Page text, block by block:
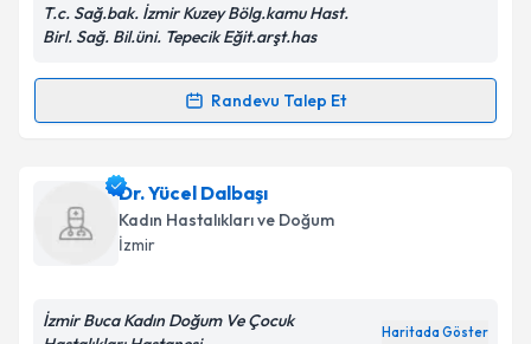
Kişisel verilerimin işlenmesine ilişkin
Metni'ni okudum ve kişisel verilerimin belirtilen
T.c. Sağ.bak. İzmir Kuzey Bölg.kamu Hast.
Birl. Sağ. Bil.üni. Tepecik Eğit.arşt.has
Randevu Talep Et
Randevu Takvimi Talebi
Dr. Şivekar Tınariçin randevu takvimi talebi
oluşturun. Size bu uzmandan randevu almanız için bir
takvim hazırlandığında e-posta ile bilgilendireceğiz.
Dr. Yücel Dalbaşı
Kadın Hastalıkları ve Doğum
İzmir
İzmir Buca Kadın Doğum Ve Çocuk
Haritada Göster